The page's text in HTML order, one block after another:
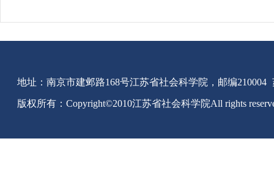
地址：南京市建邺路168号江苏省社会科学院，邮编210004
版权所有：Copyright©2010江苏省社会科学院All rights